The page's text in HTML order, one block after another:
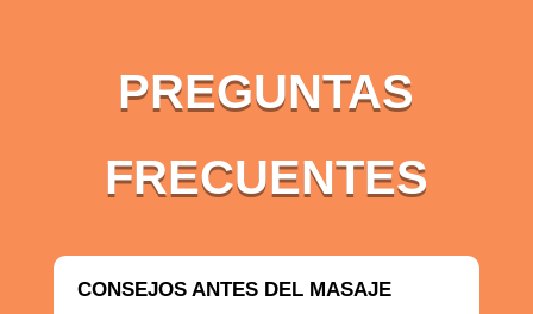
PREGUNTAS
FRECUENTES
CONSEJOS ANTES DEL MASAJE